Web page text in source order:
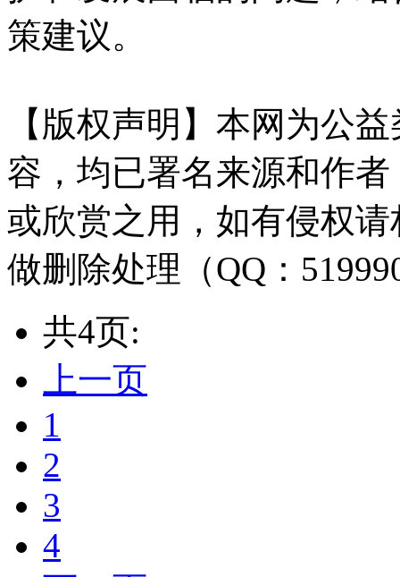
策建议。
【版权声明】本网为公
容，均已署名来源和作
或欣赏之用，如有侵权
做删除处理（QQ：
共4页:
上一页
1
2
3
4